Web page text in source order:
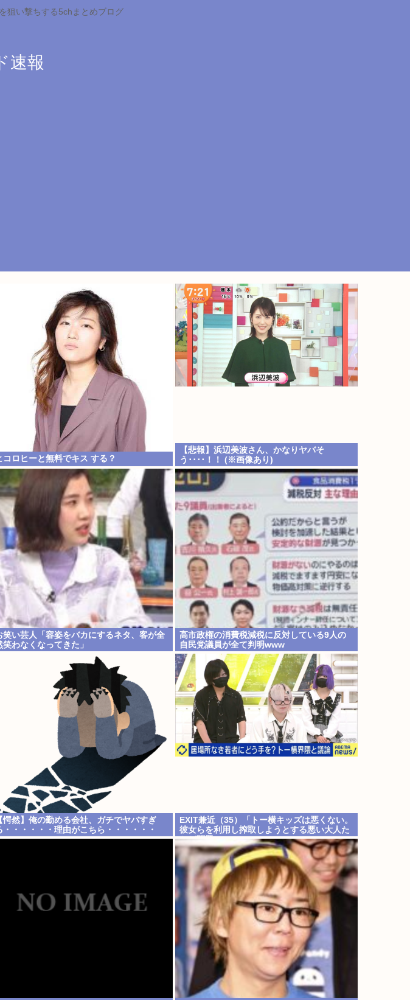
狙い撃ちする5chまとめブログ
速報
コロヒーと無料でキス する？
【悲報】浜辺美波さん、かなりヤバそ
う････！！ (※画像あり)
笑い芸人「容姿をバカにするネタ、客が全
笑わなくなってきた」
高市政権の消費税減税に反対している9人の
自民党議員が全て判明www
愕然】俺の勤める会社、ガチでヤバすぎ
・・・・・・理由がこちら・・・・・・
EXIT兼近（35）「トー横キッズは悪くない。
彼女らを利用し搾取しようとする悪い大人た
ちが問題」